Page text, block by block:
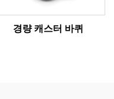
경량 캐스터 바퀴